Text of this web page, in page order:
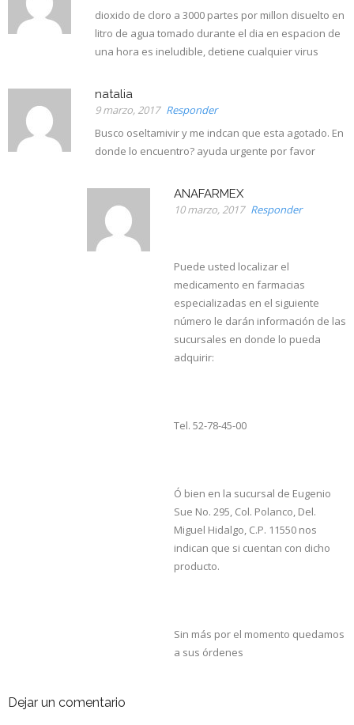
dioxido de cloro a 3000 partes por millon disuelto en
litro de agua tomado durante el dia en espacion de
una hora es ineludible, detiene cualquier virus
natalia
9 marzo, 2017 Responder
Busco oseltamivir y me indcan que esta agotado. En
donde lo encuentro? ayuda urgente por favor
ANAFARMEX
10 marzo, 2017 Responder
Puede usted localizar el
medicamento en farmacias
especializadas en el siguiente
número le darán información de las
sucursales en donde lo pueda
adquirir:
Tel. 52-78-45-00
Ó bien en la sucursal de Eugenio
Sue No. 295, Col. Polanco, Del.
Miguel Hidalgo, C.P. 11550 nos
indican que si cuentan con dicho
producto.
Sin más por el momento quedamos
a sus órdenes
Dejar un comentario